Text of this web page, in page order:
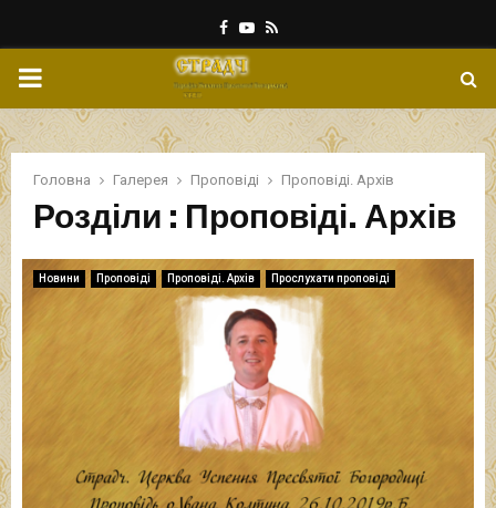
Facebook
Youtube
Rss
PRIMARY
MENU
Головна Галерея Проповіді Проповіді. Архів
Розділи : Проповіді. Архів
Новини Проповіді Проповіді. Архів Прослухати проповіді